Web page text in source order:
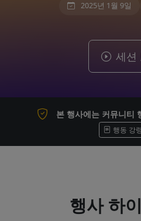
2025년 1월 9일
세션
본 행사에는 커뮤니티
행동 강
행사 하